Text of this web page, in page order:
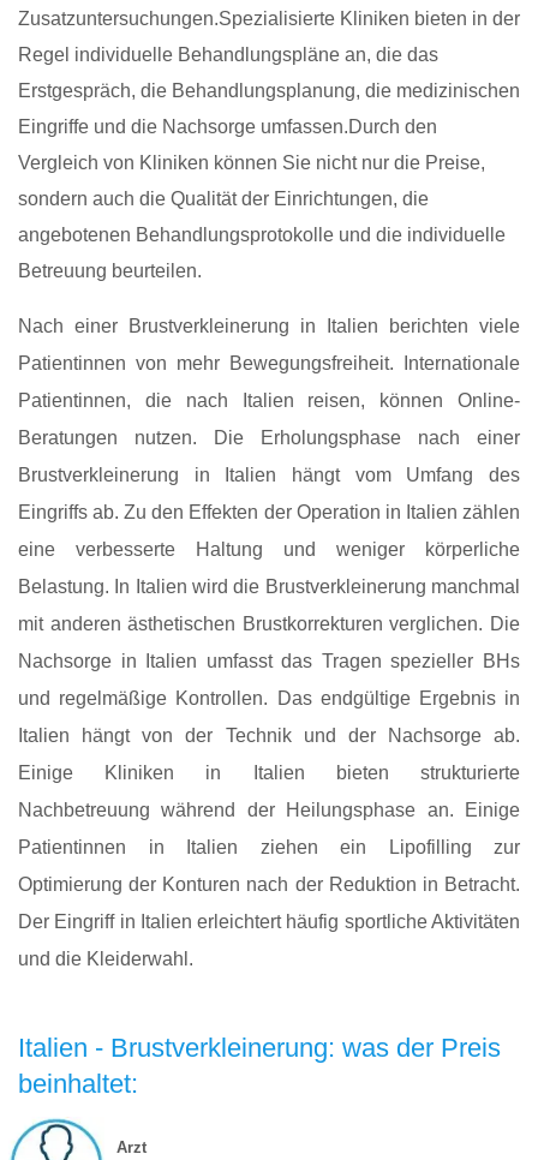
Zusatzuntersuchungen.Spezialisierte Kliniken bieten in der
Regel individuelle Behandlungspläne an, die das
Erstgespräch, die Behandlungsplanung, die medizinischen
Eingriffe und die Nachsorge umfassen.Durch den
Vergleich von Kliniken können Sie nicht nur die Preise,
sondern auch die Qualität der Einrichtungen, die
angebotenen Behandlungsprotokolle und die individuelle
Betreuung beurteilen.
Nach einer Brustverkleinerung in Italien berichten viele
Patientinnen von mehr Bewegungsfreiheit. Internationale
Patientinnen, die nach Italien reisen, können Online-
Beratungen nutzen. Die Erholungsphase nach einer
Brustverkleinerung in Italien hängt vom Umfang des
Eingriffs ab. Zu den Effekten der Operation in Italien zählen
eine verbesserte Haltung und weniger körperliche
Belastung. In Italien wird die Brustverkleinerung manchmal
mit anderen ästhetischen Brustkorrekturen verglichen. Die
Nachsorge in Italien umfasst das Tragen spezieller BHs
und regelmäßige Kontrollen. Das endgültige Ergebnis in
Italien hängt von der Technik und der Nachsorge ab.
Einige Kliniken in Italien bieten strukturierte
Nachbetreuung während der Heilungsphase an. Einige
Patientinnen in Italien ziehen ein Lipofilling zur
Optimierung der Konturen nach der Reduktion in Betracht.
Der Eingriff in Italien erleichtert häufig sportliche Aktivitäten
und die Kleiderwahl.
Italien - Brustverkleinerung: was der Preis
beinhaltet:
Arzt